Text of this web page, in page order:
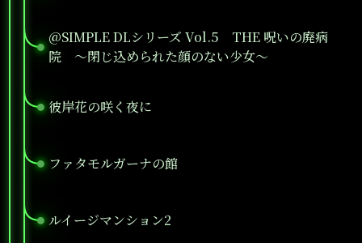
@SIMPLE DLシリーズ Vol.5 THE 呪いの廃病
院 ～閉じ込められた顔のない少女～
●
彼岸花の咲く夜に
●
ファタモルガーナの館
●
ルイージマンション2
●